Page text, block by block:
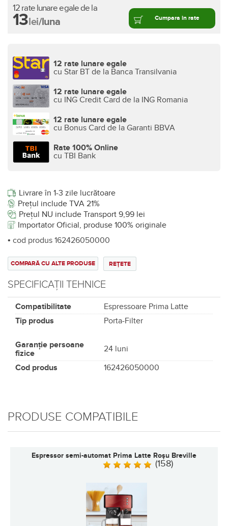
12 rate lunare egale de la
13lei/luna Cumpara in rate
12 rate lunare egale
cu Star BT de la Banca Transilvania
12 rate lunare egale
cu ING Credit Card de la ING Romania
12 rate lunare egale
cu Bonus Card de la Garanti BBVA
Rate 100% Online
cu TBI Bank
Livrare în 1-3 zile lucrătoare
Prețul include TVA 21%
Prețul NU include Transport 9,99 lei
Importator Oficial, produse 100% originale
• cod produs 162426050000
REȚETE
COMPARĂ CU ALTE PRODUSE
SPECIFICAȚII TEHNICE
Compatibilitate
Espressoare Prima Latte
Tip produs
Porta-Filter
Garanție persoane
fizice
24 luni
Cod produs
162426050000
PRODUSE COMPATIBILE
Espressor semi-automat Prima Latte Roșu Breville
(158)